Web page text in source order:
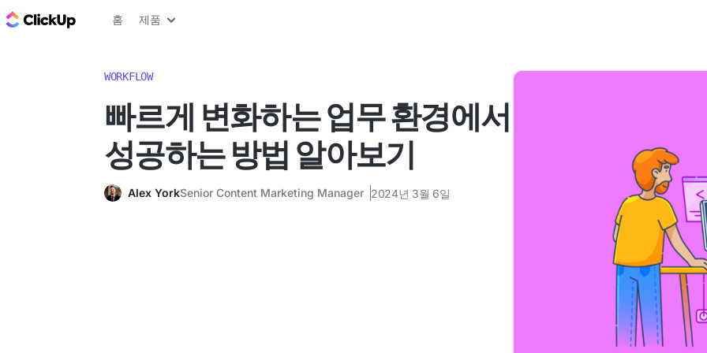
ClickUp 블로그
홈 제품
WORKFLOW
빠르게 변화하는 업무 환경에서
성공하는 방법 알아보기
Alex YorkSenior Content Marketing Manager 2024년 3월 6일